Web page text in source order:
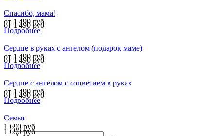
Спасибо, мама!
от 1 490 руб
от 1 490 руб
Подробнее
Сердце в руках с ангелом (подарок маме)
от 1 490 руб
от 1 490 руб
Подробнее
Сердце c ангелом с соцветием в руках
от 1 490 руб
от 1 490 руб
Подробнее
Семья
1 690 руб
1 690 руб